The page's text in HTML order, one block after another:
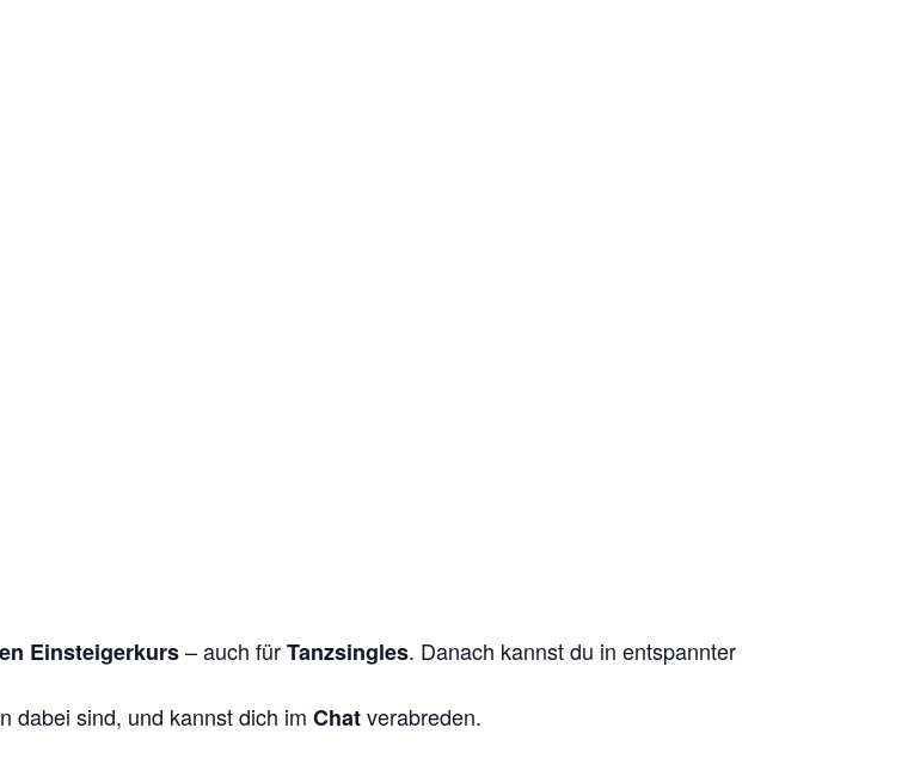
Einsteigerkurs– auch fürTanzsingles. Danach kannst du in entspannter
dabei sind, und kannst dich im Chatverabreden.